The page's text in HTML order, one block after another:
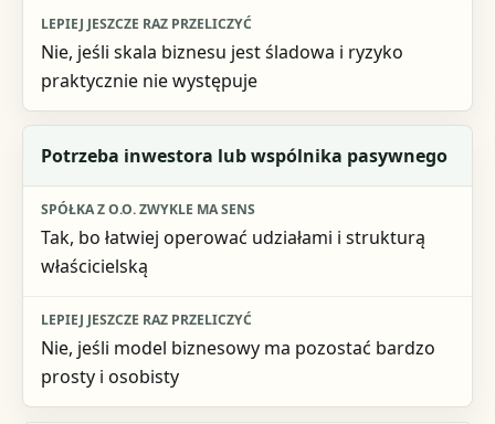
Nie, jeśli skala biznesu jest śladowa i ryzyko
praktycznie nie występuje
Potrzeba inwestora lub wspólnika pasywnego
Tak, bo łatwiej operować udziałami i strukturą
właścicielską
Nie, jeśli model biznesowy ma pozostać bardzo
prosty i osobisty